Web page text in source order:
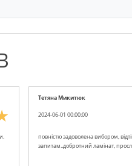
Тетяна Микитюк
2024-06-01 00:00:00
повністю задоволена вибором,
запитам..добротний ламінат,